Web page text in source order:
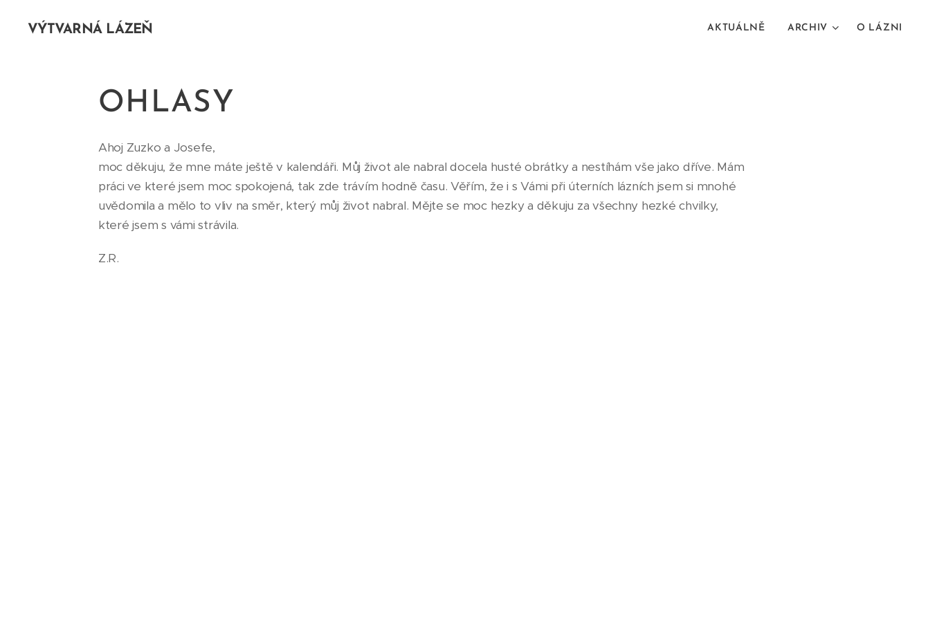
VÝTVARNÁ LÁZEŇ AKTUÁLNĚ ARCHIV O LÁZNI
OHLASY
Ahoj Zuzko a Josefe,
moc děkuju, že mne máte ještě v kalendáři. Můj život ale nabral docela husté obrátky a nestíhám vše jako dříve. Mám
práci ve které jsem moc spokojená, tak zde trávím hodně času. Věřím, že i s Vámi při úterních lázních jsem si mnohé
uvědomila a mělo to vliv na směr, který můj život nabral. Mějte se moc hezky a děkuju za všechny hezké chvilky,
které jsem s vámi strávila.
Z.R.